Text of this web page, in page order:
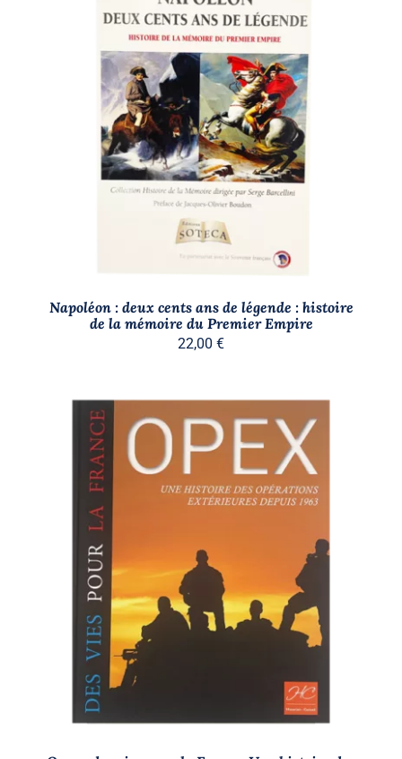
AJOUTER AU PANIER
/
Napoléon : deux cents ans de légende : histoire
de la mémoire du Premier Empire
22,00 €
AJOUTER AU PANIER
DÉTAILS